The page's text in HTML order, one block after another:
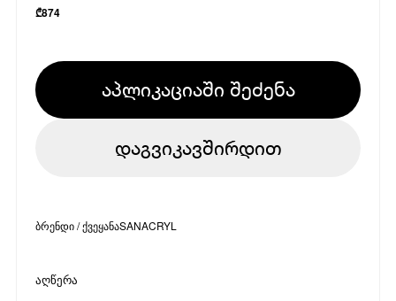
₾874
აპლიკაციაში შეძენა
დაგვიკავშირდით
ბრენდი / ქვეყანაSANACRYL
აღწერა